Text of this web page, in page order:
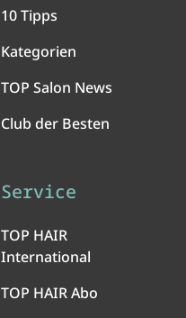
10 Tipps
Kategorien
TOP Salon News
Club der Besten
Service
TOP HAIR
International
TOP HAIR Abo